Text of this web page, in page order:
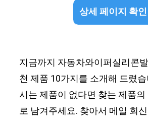
상세 페이지 확인
지금까지 자동차와이퍼실리콘
천 제품 10가지를 소개해 드렸
시는 제품이 없다면 찾는 제품
로 남겨주세요. 찾아서 메일 회